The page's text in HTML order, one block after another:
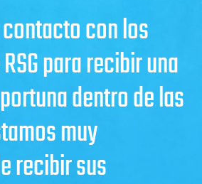
con los
para recibir una
dentro de las
muy
recibir sus